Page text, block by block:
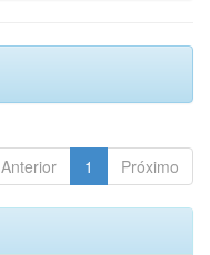
Anterior 1 Próximo